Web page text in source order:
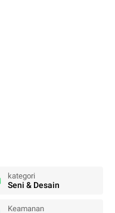
kategori
Seni & Desain
Keamanan